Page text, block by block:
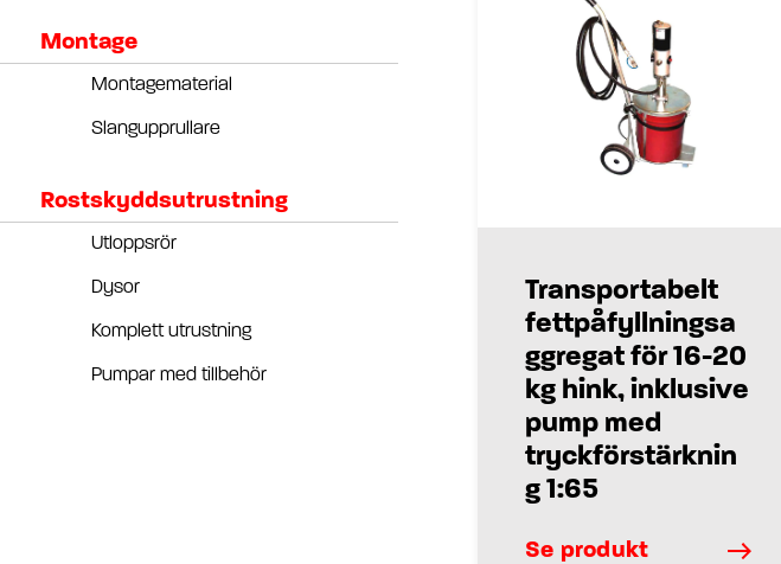
Montage
Montagematerial
Slangupprullare
Rostskyddsutrustning
Utloppsrör
Dysor
Komplett utrustning
Pumpar med tillbehör
Transportabelt
fettpåfyllningsa
ggregat för 16-20
kg hink, inklusive
pump med
tryckförstärknin
g 1:65
Se produkt